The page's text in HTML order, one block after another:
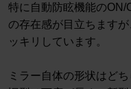
特に自動防眩機能のON/
の存在感が目立ちます
ッキリしています。
ミラー自体の形状はど